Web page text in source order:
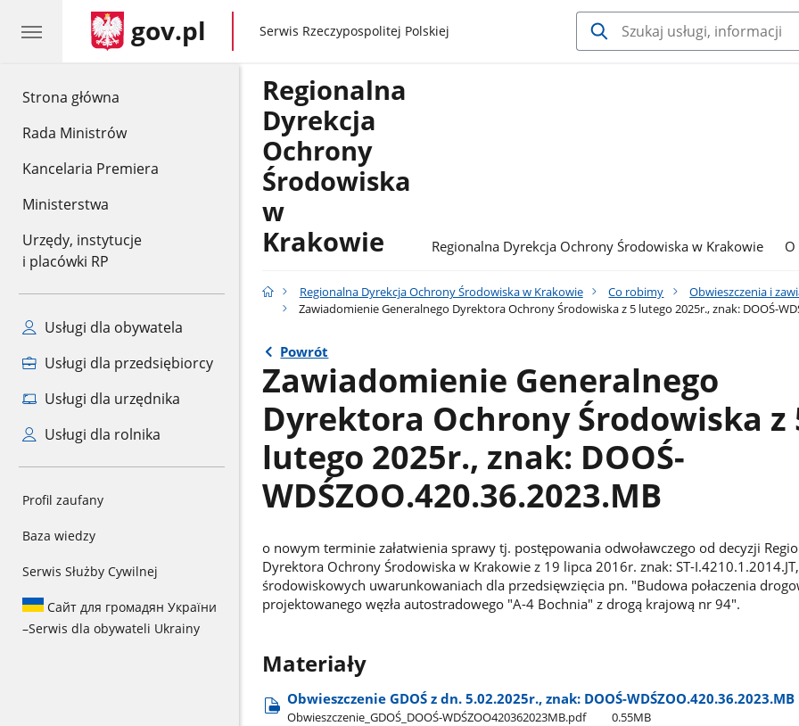
Strona główna
Rada Ministrów
Kancelaria Premiera
Ministerstwa
Urzędy, instytucje
i placówki RP
Usługi dla obywatela
Usługi dla przedsiębiorcy
Usługi dla urzędnika
Usługi dla rolnika
Profil zaufany
Baza wiedzy
Serwis Służby Cywilnej
Сайт для громадян України
–Serwis dla obywateli Ukrainy
gov.pl gov.pl
Serwis Rzeczypospolitej Polskiej
Regionalna
Dyrekcja
Ochrony
Środowiska
w
Krakowie
Regionalna Dyrekcja Ochrony Środowiska w Krakowie O
Regionalna Dyrekcja Ochrony Środowiska w Krakowie Co robimy Obwieszczenia i
Zawiadomienie Generalnego Dyrektora Ochrony Środowiska z 5 lutego 2025r., znak: DOOŚ-
Powrót
Zawiadomienie Generalnego
Dyrektora Ochrony Środowiska z
lutego 2025r., znak: DOOŚ-
WDŚZOO.420.36.2023.MB
o nowym terminie załatwienia sprawy tj. postępowania odwoławczego od decyzji
Dyrektora Ochrony Środowiska w Krakowie z 19 lipca 2016r. znak: ST-
środowiskowych uwarunkowaniach dla przedsięwzięcia pn. "Budowa połaczenia
projektowanego węzła autostradowego "A-4 Bochnia" z drogą krajową nr 94".
Materiały
Obwieszczenie GDOŚ z dn. 5.02.2025r., znak: DOOŚ-WDŚZOO.420.36.2023.MB
Obwieszczenie​_GDOŚ​_DOOŚ-WDŚZOO420362023MB.pdf 0.55MB